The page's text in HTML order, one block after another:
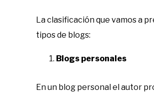
La clasificación que vamos a
tipos de blogs:
Blogs personales
En un blog personal el autor